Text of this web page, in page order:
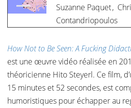
Suzanne Paquet,
Contandriopoulos
How Not to Be Seen: A Fucking
est une œuvre vidéo réalisée en
théoricienne Hito Steyerl. Ce film,
15 minutes et 52 secondes, est
humoristiques pour échapper au